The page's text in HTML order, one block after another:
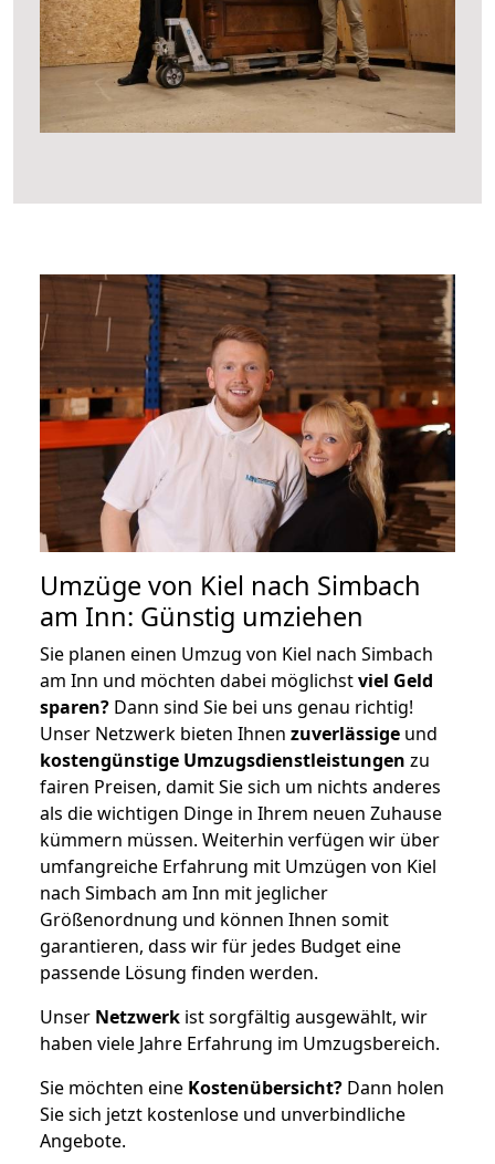
Umzüge von Kiel nach Simbach
am Inn: Günstig umziehen
Sie planen einen Umzug von Kiel nach Simbach
am Inn und möchten dabei möglichstviel Geld
sparen? Dann sind Sie bei uns genau richtig!
Unser Netzwerk bieten Ihnen zuverlässige und
kostengünstige Umzugsdienstleistungen zu
fairen Preisen, damit Sie sich um nichts anderes
als die wichtigen Dinge in Ihrem neuen Zuhause
kümmern müssen. Weiterhin verfügen wir über
umfangreiche Erfahrung mit Umzügen von Kiel
nach Simbach am Inn mit jeglicher
Größenordnung und können Ihnen somit
garantieren, dass wir für jedes Budget eine
passende Lösung finden werden.
Unser Netzwerk ist sorgfältig ausgewählt, wir
haben viele Jahre Erfahrung im Umzugsbereich.
Sie möchten eine Kostenübersicht? Dann holen
Sie sich jetzt kostenlose und unverbindliche
Angebote.